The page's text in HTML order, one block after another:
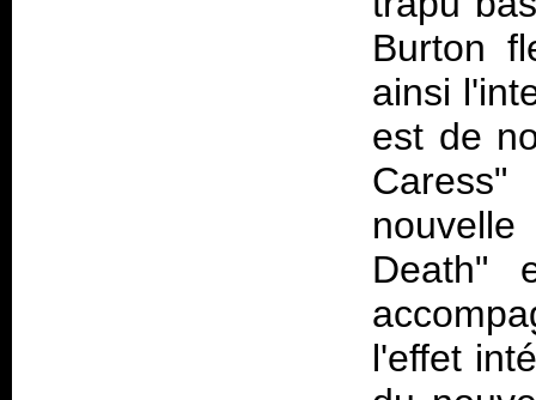
Burton
ainsi
est de
Death"
l'effet